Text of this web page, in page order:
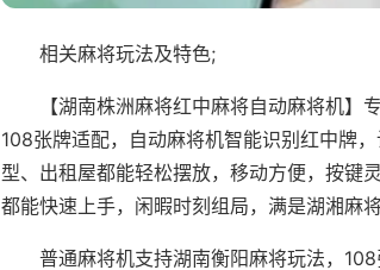
相关麻将玩法及特色;
【湖南株洲麻将红中麻将自动麻将机】
108张牌适配，自动麻将机智能识别红中牌
型、出租屋都能轻松摆放，移动方便，按键
都能快速上手，闲暇时刻组局，满是湖湘麻将
普通麻将机支持湖南衡阳麻将玩法，